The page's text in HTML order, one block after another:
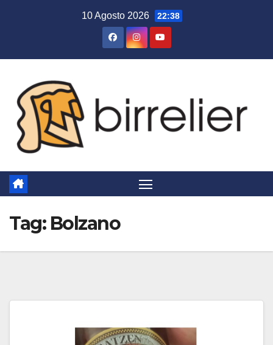
10 Agosto 2026 22:38
Tag: Bolzano